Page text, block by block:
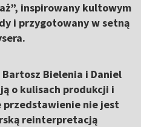
inspirowany kultowym
i przygotowany w setną
Bielenia i Daniel
o kulisach produkcji i
przedstawienie nie jest
reinterpretacją